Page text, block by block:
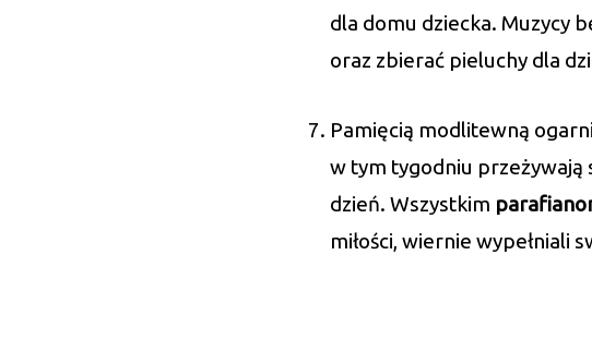
dla domu dziecka. Muzycy
oraz zbierać pieluchy dla
Pamięcią modlitewną
w tym tygodniu przeżywają
dzień. Wszystkim
miłości, wiernie wypełniali